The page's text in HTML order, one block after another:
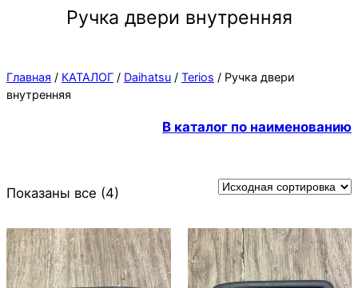
Ручка двери внутренняя
Главная / КАТАЛОГ / Daihatsu / Terios / Ручка двери
внутренняя
В каталог по наименованию
Показаны все (4)